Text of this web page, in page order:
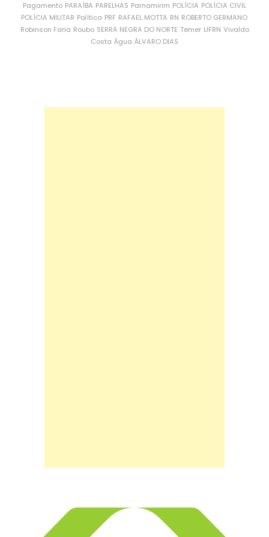
Pagamento PARAÍBA PARELHAS Parnamirim POLÍCIA POLÍCIA CIVIL
POLÍCIA MILITAR Política PRF RAFAEL MOTTA RN ROBERTO GERMANO
Robinson Faria Roubo SERRA NEGRA DO NORTE Temer UFRN Vivaldo
Costa Água ÁLVARO DIAS